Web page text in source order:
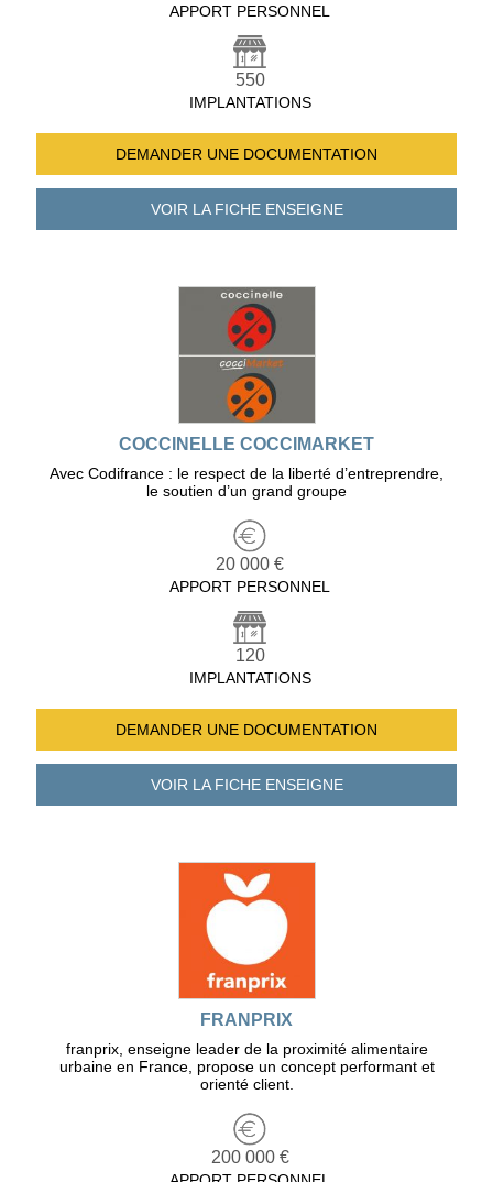
APPORT PERSONNEL
550
IMPLANTATIONS
DEMANDER UNE DOCUMENTATION
VOIR LA FICHEENSEIGNE
COCCINELLE COCCIMARKET
Avec Codifrance : le respect de la liberté d’entreprendre,
le soutien d’un grand groupe
20 000 €
APPORT PERSONNEL
120
IMPLANTATIONS
DEMANDER UNE DOCUMENTATION
VOIR LA FICHEENSEIGNE
FRANPRIX
franprix, enseigne leader de la proximité alimentaire
urbaine en France, propose un concept performant et
orienté client.
200 000 €